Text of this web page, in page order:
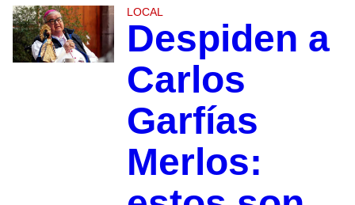
LOCAL
Despiden a
Carlos
Garfías
Merlos: